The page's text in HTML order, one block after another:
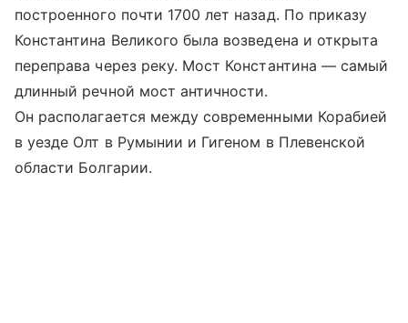
построенного почти 1700 лет назад. По приказу
Константина Великого была возведена и открыта
переправа через реку. Мост Константина — самый
длинный речной мост античности.
Он располагается между современными Корабией
в уезде Олт в Румынии и Гигеном в Плевенской
области Болгарии.